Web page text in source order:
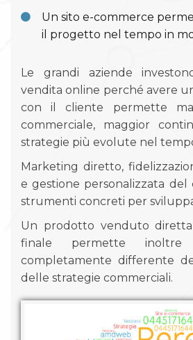
Un sito e-commerce
il progetto nel tempo in
Le grandi aziende
vendita online perché avere
con il cliente permette
commerciale, maggior
strategie più evolute nel
Marketing diretto,
e gestione personalizzata
strumenti concreti per
Un prodotto venduto
finale permette inoltre
completamente differente
delle strategie commerciali.